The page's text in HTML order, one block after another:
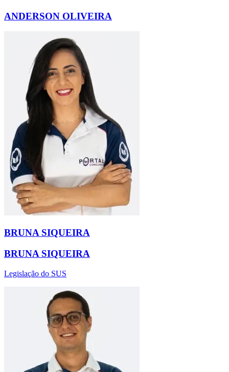
ANDERSON OLIVEIRA
BRUNA SIQUEIRA
BRUNA SIQUEIRA
Legislação do SUS